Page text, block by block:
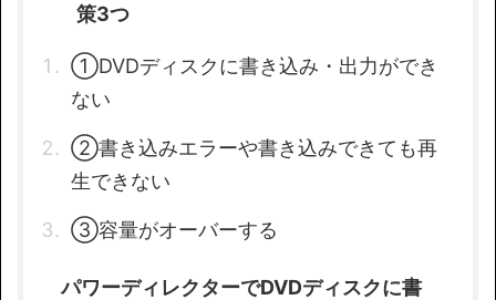
策3つ
①DVDディスクに書き込み・出力ができ
ない
②書き込みエラーや書き込みできても再
生できない
③容量がオーバーする
パワーディレクターでDVDディスクに書